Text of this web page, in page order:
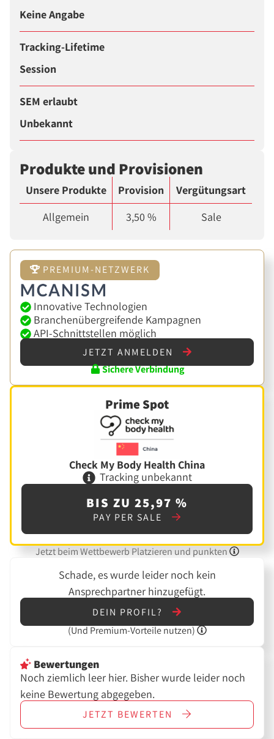
Keine Angabe
Tracking-Lifetime
Session
SEM erlaubt
Unbekannt
Produkte und Provisionen
Unsere Produkte Provision
Vergütungsart
Allgemein
3,50 % Sale
PREMIUM-NETZWERK
Innovative Technologien
Branchenübergreifende Kampagnen
API-Schnittstellen möglich
JETZT ANMELDEN
Sichere Verbindung
Prime Spot
Check My Body Health China
Tracking unbekannt
BIS ZU 25,97 %
PAY PER SALE
Jetzt beim Wettbewerb Platzieren und punkten
Schade, es wurde leider noch kein
Ansprechpartner hinzugefügt.
DEIN PROFIL?
(Und Premium-Vorteile nutzen)
Bewertungen
Noch ziemlich leer hier. Bisher wurde leider noch
keine Bewertung abgegeben.
JETZT BEWERTEN